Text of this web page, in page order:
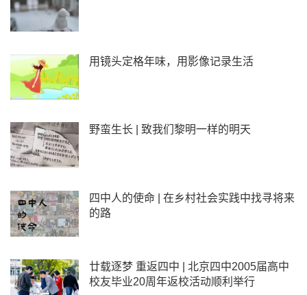
用镜头定格年味，用影像记录生活
野蛮生长 | 致我们黎明一样的明天
四中人的使命 | 在乡村社会实践中找寻将来
的路
廿载逐梦 重返四中 | 北京四中2005届高中
校友毕业20周年返校活动顺利举行